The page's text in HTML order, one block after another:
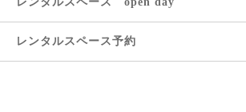
レンタルスペース予約